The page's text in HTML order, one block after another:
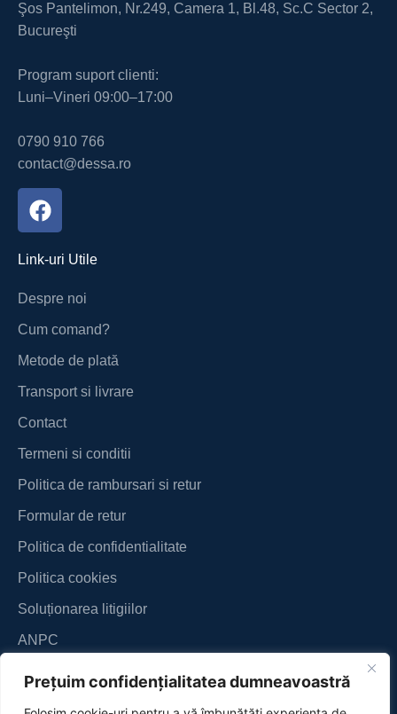
Prețuim confidențialitatea dumneavoastră
Şos Pantelimon, Nr.249, Camera 1, Bl.48, Sc.C Sector 2,
Bucureşti
Program suport clienti:
Luni–Vineri 09:00–17:00
0790 910 766
contact@dessa.ro
Link-uri Utile
Despre noi
Cum comand?
Metode de plată
Transport si livrare
Contact
Termeni si conditii
Politica de rambursari si retur
Formular de retur
Politica de confidentialitate
Politica cookies
Soluționarea litigiilor
ANPC